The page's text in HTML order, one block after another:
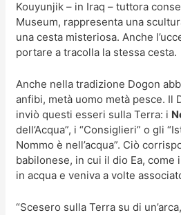
Kouyunjik – in Iraq – tuttora
Museum, rappresenta una
una cesta misteriosa. Anche
portare a tracolla la stessa cesta.
Anche nella tradizione Dogon
anfibi, metà uomo metà pesce. Il
inviò questi esseri sulla Terra: i
dell’Acqua”, i “Consiglieri” o gli
Nommo è nell’acqua”. Ciò
babilonese, in cui il dio Ea, come
in acqua e veniva a volte
“Scesero sulla Terra su di